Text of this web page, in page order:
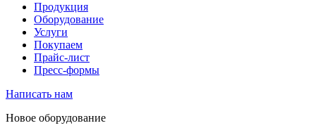
Продукция
Оборудование
Услуги
Покупаем
Прайс-лист
Пресс-формы
Написать нам
Новое оборудование